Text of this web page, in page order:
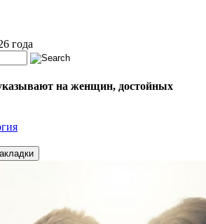
года
на женщин, достойных